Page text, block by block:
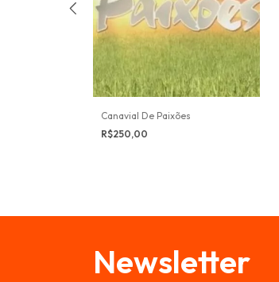
Canavial De Paixões
R$250,00
Newsletter